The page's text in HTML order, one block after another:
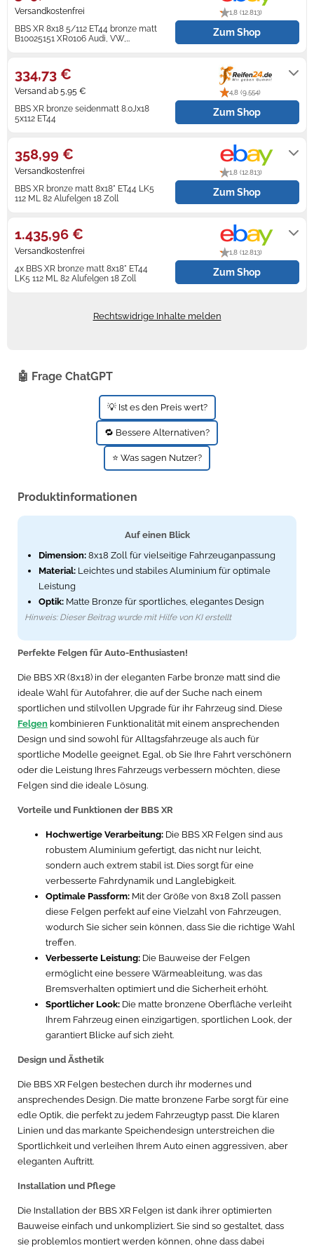
Zündkerzen
Navi Taschen
Navigationsgeräte
Navigationssoftware
Winterreifen
BBS XR 8x18 5/112 ET44 bronze matt
B10025151 XR0106 Audi, VW,
1,8 (12.813)
Versandkostenfrei
Zum Shop
BBS XR bronze seidenmatt 8.0Jx18
5x112 ET44
4,8 (9.554)
334,73 €
Versand ab 5,95 €
Zum Shop
BBS XR bronze matt 8x18" ET44 LK5
112 ML 82 Alufelgen 18 Zoll
1,8 (12.813)
358,99 €
Versandkostenfrei
Zum Shop
4x BBS XR bronze matt 8x18" ET44
LK5 112 ML 82 Alufelgen 18 Zoll
1,8 (12.813)
1.435,96 €
Versandkostenfrei
Zum Shop
Rechtswidrige Inhalte melden
🤖 Frage ChatGPT
💡 Ist es den Preis wert?
🔁 Bessere Alternativen?
⭐ Was sagen Nutzer?
Produktinformationen
Auf einen Blick
Dimension: 8x18 Zoll für vielseitige Fahrzeuganpassung
Material: Leichtes und stabiles Aluminium für optimale
Leistung
Optik: Matte Bronze für sportliches, elegantes Design
Hinweis: Dieser Beitrag wurde mit Hilfe von KI erstellt
Perfekte Felgen für Auto-Enthusiasten!
Die BBS XR (8x18) in der eleganten Farbe bronze matt sind die
ideale Wahl für Autofahrer, die auf der Suche nach einem
sportlichen und stilvollen Upgrade für ihr Fahrzeug sind. Diese
Felgen kombinieren Funktionalität mit einem ansprechenden
Design und sind sowohl für Alltagsfahrzeuge als auch für
sportliche Modelle geeignet. Egal, ob Sie Ihre Fahrt verschönern
oder die Leistung Ihres Fahrzeugs verbessern möchten, diese
Felgen sind die ideale Lösung.
Vorteile und Funktionen der BBS XR
Hochwertige Verarbeitung: Die BBS XR Felgen sind aus
robustem Aluminium gefertigt, das nicht nur leicht,
sondern auch extrem stabil ist. Dies sorgt für eine
verbesserte Fahrdynamik und Langlebigkeit.
Optimale Passform: Mit der Größe von 8x18 Zoll passen
diese Felgen perfekt auf eine Vielzahl von Fahrzeugen,
wodurch Sie sicher sein können, dass Sie die richtige Wahl
treffen.
Verbesserte Leistung: Die Bauweise der Felgen
ermöglicht eine bessere Wärmeableitung, was das
Bremsverhalten optimiert und die Sicherheit erhöht.
Sportlicher Look: Die matte bronzene Oberfläche verleiht
Ihrem Fahrzeug einen einzigartigen, sportlichen Look, der
garantiert Blicke auf sich zieht.
Design und Ästhetik
Die BBS XR Felgen bestechen durch ihr modernes und
ansprechendes Design. Die matte bronzene Farbe sorgt für eine
edle Optik, die perfekt zu jedem Fahrzeugtyp passt. Die klaren
Linien und das markante Speichendesign unterstreichen die
Sportlichkeit und verleihen Ihrem Auto einen aggressiven, aber
eleganten Auftritt.
Installation und Pflege
Die Installation der BBS XR Felgen ist dank ihrer optimierten
Bauweise einfach und unkompliziert. Sie sind so gestaltet, dass
sie problemlos montiert werden können, ohne dass dabei